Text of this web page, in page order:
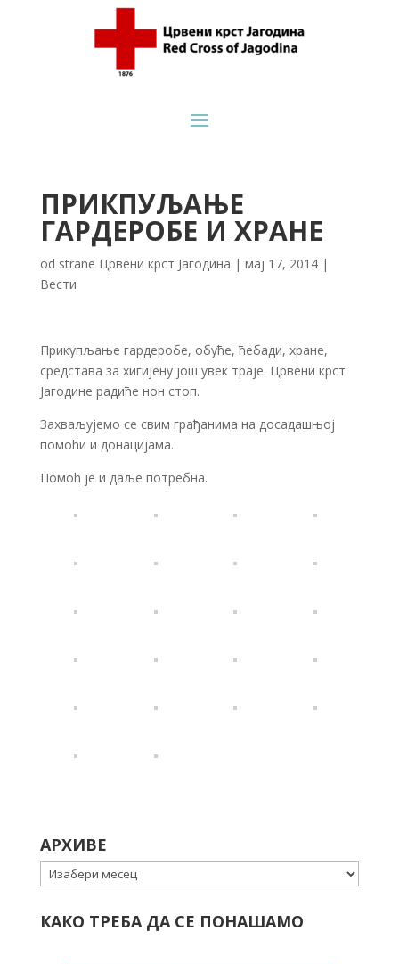
ПРИКПУЉАЊЕ
ГАРДЕРОБЕ И ХРАНЕ
od strane Црвени крст Јагодина | мај 17, 2014|
Вести
Прикупљање гардеробе, обуће, ћебади, хране,
средстава за хигијену још увек траје. Црвени крст
Јагодине радиће нон стоп.
Захваљујемо се свим грађанима на досадашњој
помоћи и донацијама.
Помоћ је и даље потребна.
АРХИВЕ
Архиве
КАКО ТРЕБА ДА СЕ ПОНАШАМО